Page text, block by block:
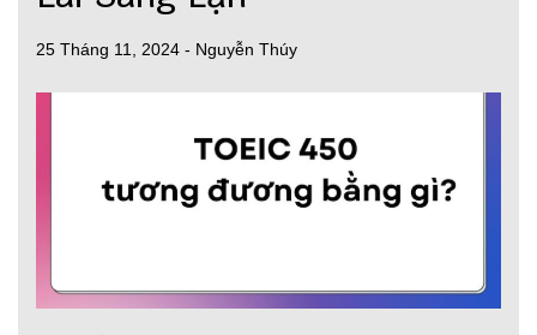
25 Tháng 11, 2024 - Nguyễn Thúy